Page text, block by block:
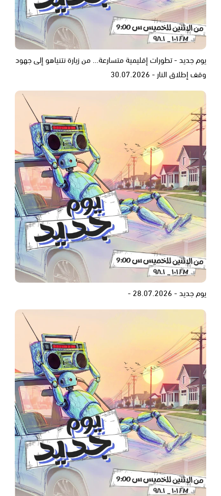
يوم جديد - تطورات إقليمية متسارعة... من زيارة نتنياهو إلى جهود
وقف إطلاق النار - 30.07.2026
يوم جديد - 28.07.2026 -